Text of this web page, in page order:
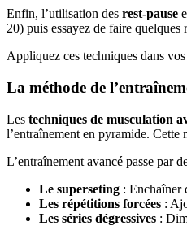
Enfin, l’utilisation des rest-pause
20) puis essayez de faire
Appliquez ces techniques dans
La méthode de
Les techniques de musculation
l’entraînement en pyramide. Cette
L’entraînement avancé passe par
Le superseting : Enchaîner
Les répétitions forcées :
Les séries dégressives :